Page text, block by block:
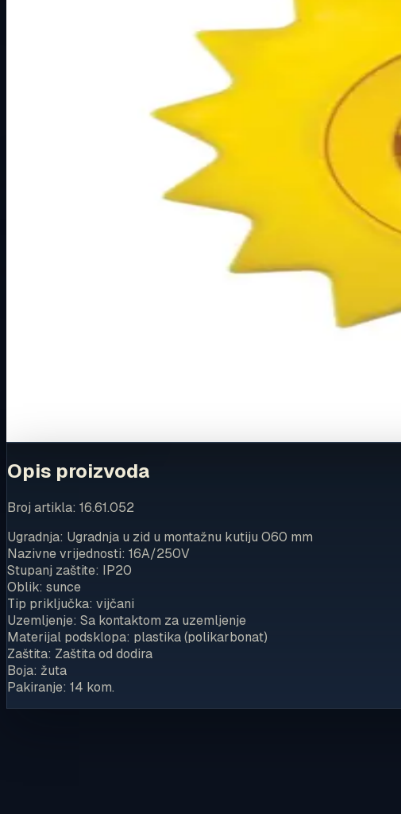
PODŽBUKNI PROGRAM
Prezentacijski prikaz bez cijena, košarice, zaliha i kupovine.
Broj artikla: 16.61.052 Ugradnja: Ugradnja u zid u montažnu
Dostupno za kupnju u internetskoj trgovini Živić-Elektro
Opis proizvoda
Broj artikla: 16.61.052
Ugradnja: Ugradnja u zid u montažnu kutiju O60 mm
Nazivne vrijednosti: 16A/250V
Stupanj zaštite: IP20
Oblik: sunce
Tip priključka: vijčani
Uzemljenje: Sa kontaktom za uzemljenje
Materijal podsklopa: plastika (polikarbonat)
Zaštita: Zaštita od dodira
Boja: žuta
Pakiranje: 14 kom.